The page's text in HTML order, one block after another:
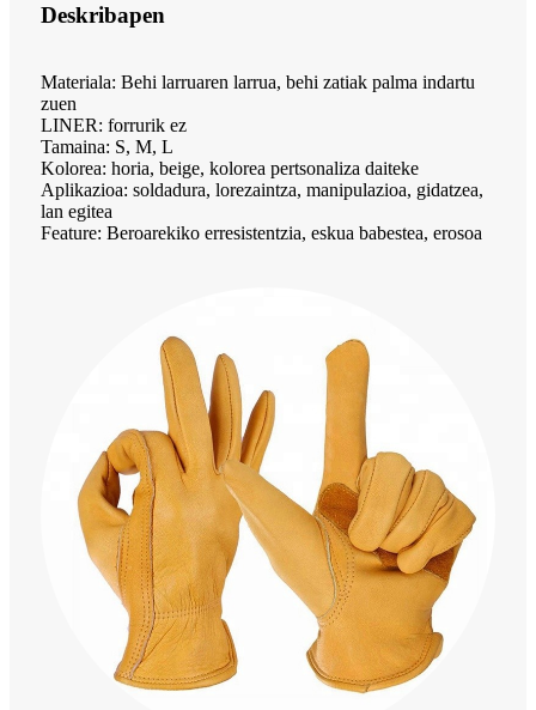
Deskribapen
Materiala: Behi larruaren larrua, behi zatiak palma indartu
zuen
LINER: forrurik ez
Tamaina: S, M, L
Kolorea: horia, beige, kolorea pertsonaliza daiteke
Aplikazioa: soldadura, lorezaintza, manipulazioa, gidatzea,
lan egitea
Feature: Beroarekiko erresistentzia, eskua babestea, erosoa